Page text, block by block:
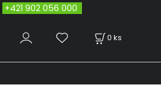
+421 902 056 000
0 ks